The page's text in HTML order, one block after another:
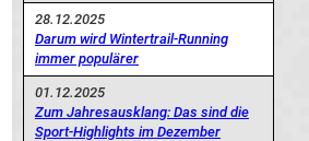
28.12.2025
Darum wird Wintertrail-Running
immer populärer
01.12.2025
Zum Jahresausklang: Das sind die
Sport-Highlights im Dezember